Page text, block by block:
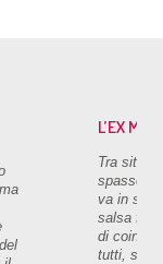
L’EX
Tra
va in
salsa
di
tutti, sul